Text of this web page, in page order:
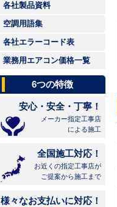
各社製品資料
空調用語集
各社エラーコード表
業務用エアコン価格一覧
6つの特徴
安心・安全・丁寧！
メーカー指定工事店
による施工
全国施工対応！
お近くの指定工事店が
ご提案から施工まで
様々なお支払いに対応！